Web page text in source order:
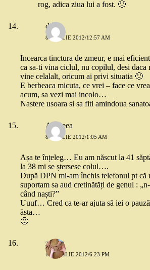
rog, adica ziua lui a fost. 🙂
doina
8 APRILIE 2012/12:57 AM
Incearca tinctura de zmeur, e mai
ca sa-ti vina ciclul, nu copilul, desi daca
vine celalalt, oricum ai privi situatia 🙂
E berbeaca micuta, ce vrei – face ce
acum, sa vezi mai incolo…
Nastere usoara si sa fiti amindoua
Andreea
8 APRILIE 2012/1:05 AM
Așa te înțeleg… Eu am născut la 41
la 38 mi se ștersese colul….
După DPN mi-am închis telefonul pt că
suportam sa aud cretinătăți de genul :
când naști?”
Uuuf… Cred ca te-ar ajuta să iei o
ăsta…
🙂
zarina
10 APRILIE 2012/6:23 PM